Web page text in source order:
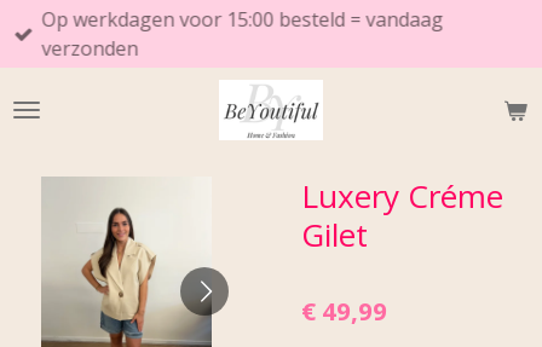
Ga
direct
de
Op werkdagen voor 15:00 besteld = vandaag
verzonden
Luxery Créme
Gilet
€ 49,99